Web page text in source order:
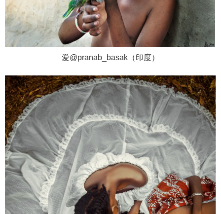
爱@pranab_basak（印度）